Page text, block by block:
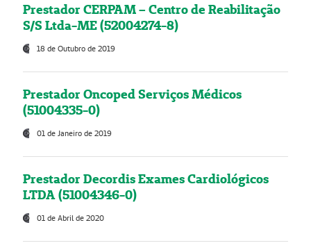
Prestador CERPAM – Centro de Reabilitação
S/S Ltda-ME (52004274-8)
18 de Outubro de 2019
Prestador Oncoped Serviços Médicos
(51004335-0)
01 de Janeiro de 2019
Prestador Decordis Exames Cardiológicos
LTDA (51004346-0)
01 de Abril de 2020